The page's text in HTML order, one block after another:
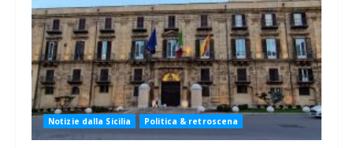
Notizie dalla Sicilia Politica & retroscena